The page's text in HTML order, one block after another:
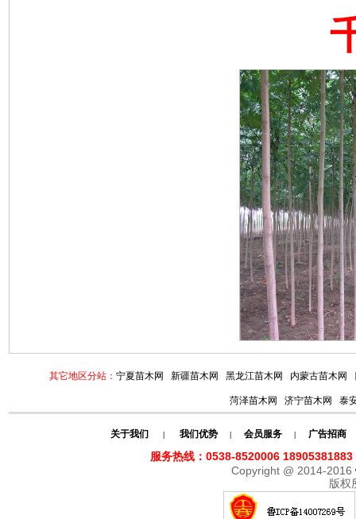
其它地区分站： 宁夏苗木网 新疆苗木网 黑龙江苗木网 内蒙古苗木网
菏泽苗木网 济宁苗木网 泰
关于我们 我们优势 会员服务 广告招商
服务热线：0538-8520006 18905381883
Copyright @ 2014-2016
版权